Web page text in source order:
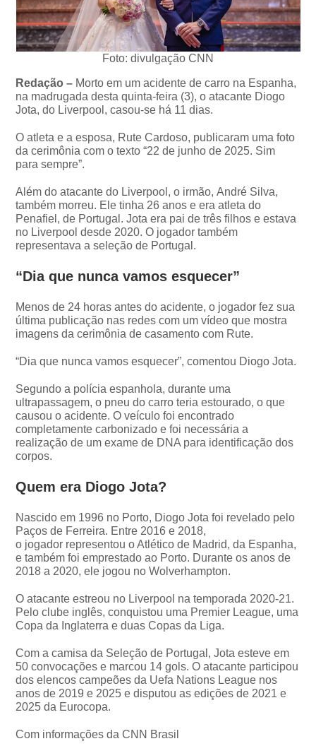
Foto: divulgação CNN
Redação – Morto em um acidente de carro na Espanha,
na madrugada desta quinta-feira (3), o atacante Diogo
Jota, do Liverpool, casou-se há 11 dias.
O atleta e a esposa, Rute Cardoso, publicaram uma foto
da cerimônia com o texto “22 de junho de 2025. Sim
para sempre”.
Além do atacante do Liverpool, o irmão, André Silva,
também morreu. Ele tinha 26 anos e era atleta do
Penafiel, de Portugal. Jota era pai de três filhos e estava
no Liverpool desde 2020. O jogador também
representava a seleção de Portugal.
“Dia que nunca vamos esquecer”
Menos de 24 horas antes do acidente, o jogador fez sua
última publicação nas redes com um vídeo que mostra
imagens da cerimônia de casamento com Rute.
“Dia que nunca vamos esquecer”, comentou Diogo Jota.
Segundo a polícia espanhola, durante uma
ultrapassagem, o pneu do carro teria estourado, o que
causou o acidente. O veículo foi encontrado
completamente carbonizado e foi necessária a
realização de um exame de DNA para identificação dos
corpos.
Quem era Diogo Jota?
Nascido em 1996 no Porto, Diogo Jota foi revelado pelo
Paços de Ferreira. Entre 2016 e 2018,
o jogador representou o Atlético de Madrid, da Espanha,
e também foi emprestado ao Porto. Durante os anos de
2018 a 2020, ele jogou no Wolverhampton.
O atacante estreou no Liverpool na temporada 2020-21.
Pelo clube inglês, conquistou uma Premier League, uma
Copa da Inglaterra e duas Copas da Liga.
Com a camisa da Seleção de Portugal, Jota esteve em
50 convocações e marcou 14 gols. O atacante participou
dos elencos campeões da Uefa Nations League nos
anos de 2019 e 2025 e disputou as edições de 2021 e
2025 da Eurocopa.
Com informações da CNN Brasil